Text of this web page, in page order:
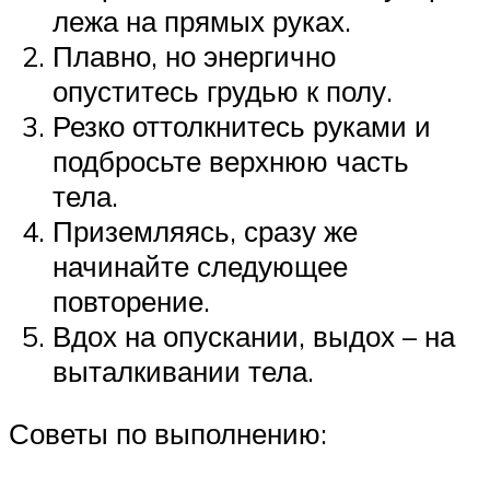
лежа на прямых руках.
Плавно, но энергично
опуститесь грудью к полу.
Резко оттолкнитесь руками и
подбросьте верхнюю часть
тела.
Приземляясь, сразу же
начинайте следующее
повторение.
Вдох на опускании, выдох – на
выталкивании тела.
Советы по выполнению: